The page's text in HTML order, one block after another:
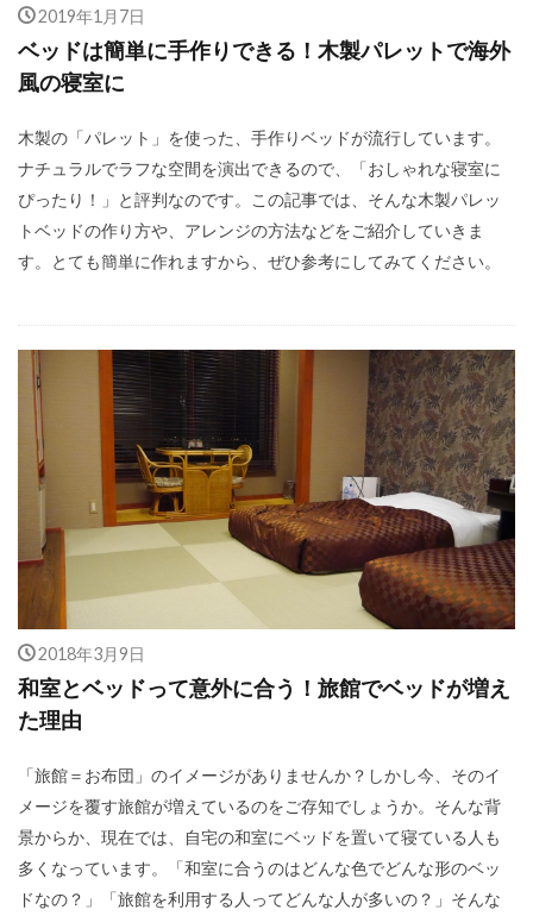
2019年1月7日
ベッドは簡単に手作りできる！木製パレットで海外
風の寝室に
木製の「パレット」を使った、手作りベッドが流行しています。
ナチュラルでラフな空間を演出できるので、「おしゃれな寝室に
ぴったり！」と評判なのです。この記事では、そんな木製パレッ
トベッドの作り方や、アレンジの方法などをご紹介していきま
す。とても簡単に作れますから、ぜひ参考にしてみてください。
2018年3月9日
和室とベッドって意外に合う！旅館でベッドが増え
た理由
「旅館＝お布団」のイメージがありませんか？しかし今、そのイ
メージを覆す旅館が増えているのをご存知でしょうか。そんな背
景からか、現在では、自宅の和室にベッドを置いて寝ている人も
多くなっています。「和室に合うのはどんな色でどんな形のベッ
ドなの？」「旅館を利用する人ってどんな人が多いの？」そんな